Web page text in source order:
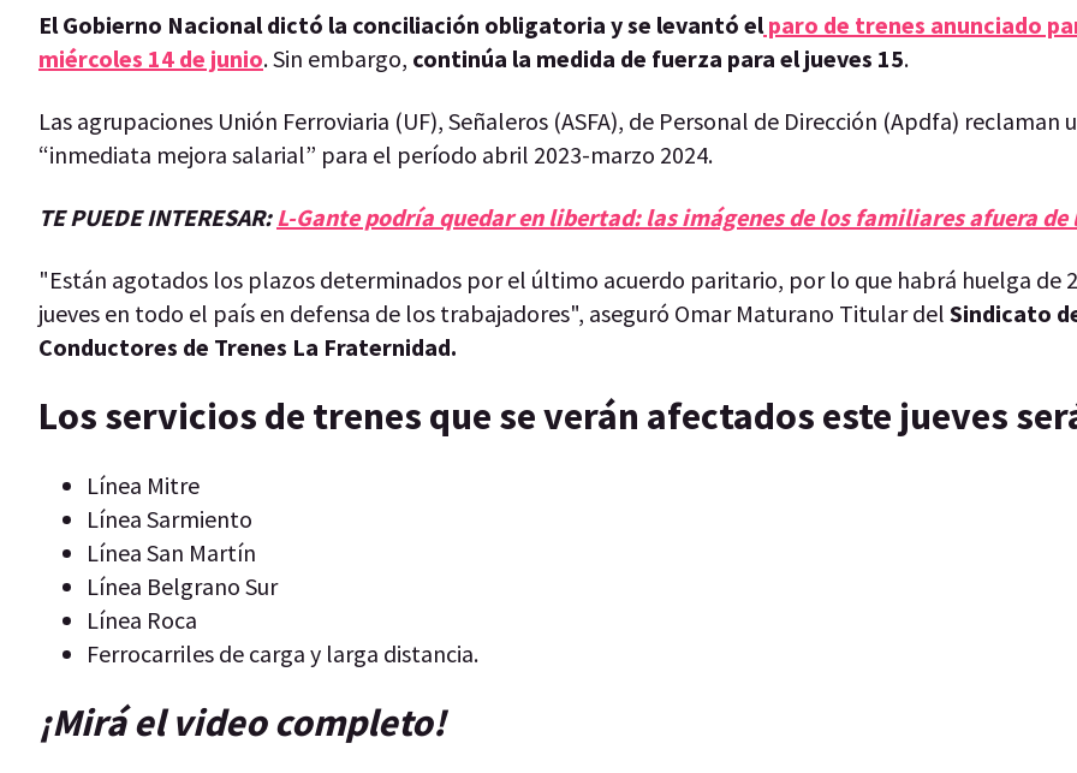
El Gobierno Nacional dictó la conciliación obligatoria y se levantó el paro de trenes anunciado
miércoles 14 de junio. Sin embargo, continúa la medida de fuerza para el jueves 15.
Las agrupaciones Unión Ferroviaria (UF), Señaleros (ASFA), de Personal de Dirección (Apdfa) reclaman
“inmediata mejora salarial” para el período abril 2023-marzo 2024.
TE PUEDE INTERESAR: L-Gante podría quedar en libertad: las imágenes de los familiares afuera
"Están agotados los plazos determinados por el último acuerdo paritario, por lo que habrá huelga de
jueves en todo el país en defensa de los trabajadores", aseguró Omar Maturano Titular del Sindicato
Conductores de Trenes La Fraternidad.
Los servicios de trenes que se verán afectados este jueves
Línea Mitre
Línea Sarmiento
Línea San Martín
Línea Belgrano Sur
Línea Roca
Ferrocarriles de carga y larga distancia.
¡Mirá el video completo!